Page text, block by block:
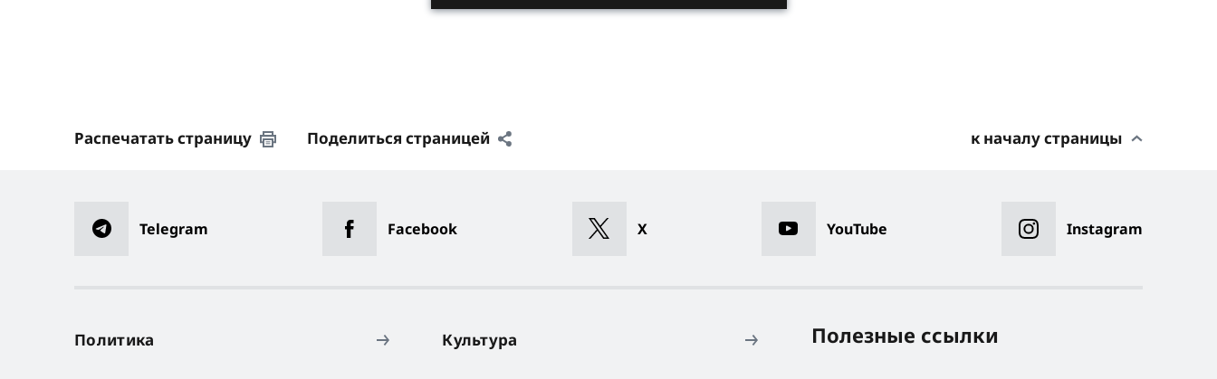
Распечатать страницу Поделиться страницей к началу страницы
Telegram Facebook X YouTube Instagram
Политика Культура Полезные ссылки